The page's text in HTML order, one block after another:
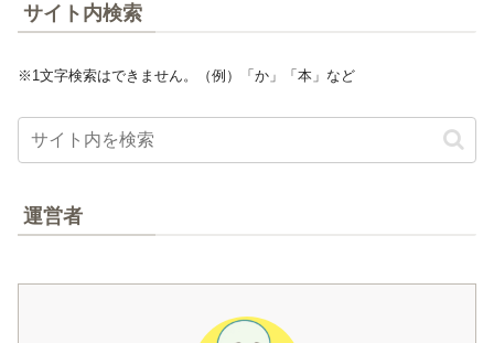
サイト内検索
※1文字検索はできません。（例）「か」「本」など
運営者